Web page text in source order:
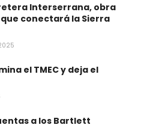
Interserrana, obra
conectará la Sierra
el TMEC y deja el
a los Bartlett